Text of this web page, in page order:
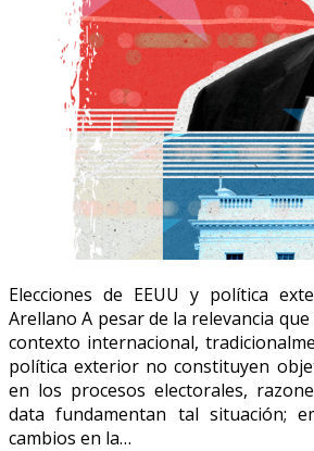
Elecciones de EEUU y política
Arellano A pesar de la relevancia
contexto internacional,
política exterior no constituyen
en los procesos electorales,
data fundamentan tal situación;
cambios en la…